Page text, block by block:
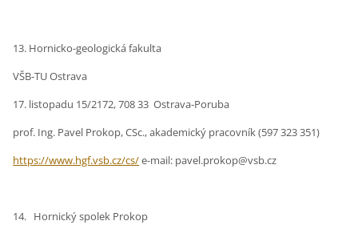
13. Hornicko-geologická fakulta
VŠB-TU Ostrava
17. listopadu 15/2172, 708 33 Ostrava-Poruba
prof. Ing. Pavel Prokop, CSc., akademický pracovník (597 323 351)
https://www.hgf.vsb.cz/cs/e-mail: pavel.prokop@vsb.cz
14. Hornický spolek Prokop